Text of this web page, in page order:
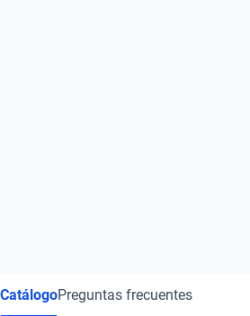
CatálogoPreguntas frecuentes